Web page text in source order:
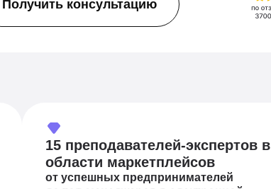
Получить консультацию
15 преподавателей-экспертов в
области маркетплейсов
от успешных предпринимателей